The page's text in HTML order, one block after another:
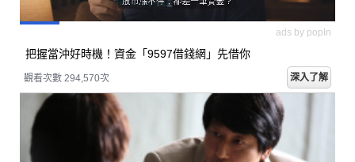
ads by popIn
把握當沖好時機！資金「9597借錢網」先借你
觀看次數 294,570次 深入了解